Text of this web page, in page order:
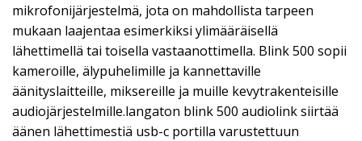
mikrofonijärjestelmä, jota on mahdollista tarpeen
mukaan laajentaa esimerkiksi ylimääräisellä
lähettimellä tai toisella vastaanottimella. Blink 500 sopii
kameroille, älypuhelimille ja kannettaville
äänityslaitteille, miksereille ja muille kevytrakenteisille
audiojärjestelmille.langaton blink 500 audiolink siirtää
äänen lähettimestiä usb-c portilla varustettuun